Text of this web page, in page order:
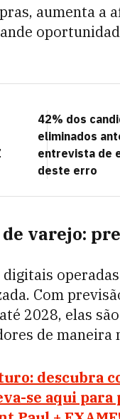
aumenta a
42% dos
eliminados
entrevista de
deste erro
de varejo:
Com
2028, elas
de maneira
descubra
se aqui